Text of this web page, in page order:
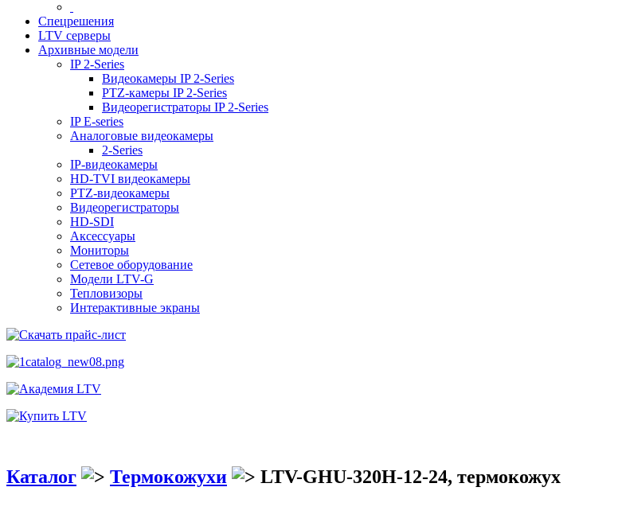
Спецрешения
LTV серверы
Архивные модели
IP 2-Series
Видеокамеры IP 2-Series
PTZ-камеры IP 2-Series
Видеорегистраторы IP 2-Series
IP E-series
Аналоговые видеокамеры
2-Series
IP-видеокамеры
HD-TVI видеокамеры
PTZ-видеокамеры
Видеорегистраторы
HD-SDI
Аксессуары
Мониторы
Сетевое оборудование
Модели LTV-G
Тепловизоры
Интерактивные экраны
Каталог Термокожухи LTV-GHU-320H-12-24, термокожух